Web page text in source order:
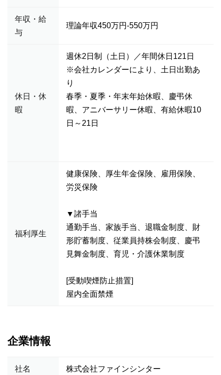
年収・給
与
理論年収450万円-550万円
休日・休
暇
週休2日制（土日）／年間休日121日
※会社カレンダーにより、土日出勤あ
り
春季・夏季・年末年始休暇、慶弔休
暇、アニバーサリー休暇、有給休暇10
日～21日
福利厚生
健康保険、厚生年金保険、雇用保険、
労災保険
▼諸手当
通勤手当、家族手当、退職金制度、財
形貯蓄制度、従業員持株会制度、慶弔
見舞金制度、育児・介護休業制度
[受動喫煙防止措置]
屋内全面禁煙
企業情報
社名 株式会社ファインシンター